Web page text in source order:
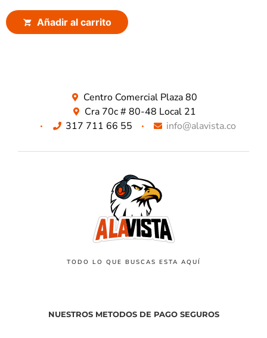
Añadir al carrito
Centro Comercial Plaza 80
Cra 70c # 80-48 Local 21
317 711 66 55
info@alavista.co
TODO LO QUE BUSCAS ESTA AQUÍ
NUESTROS METODOS DE PAGO SEGUROS